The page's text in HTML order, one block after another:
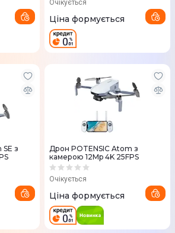
Очікується
Ціна формується
з
Дрон POTENSIC Atom з
камерою 12Mp 4K 25FPS
Очікується
Ціна формується